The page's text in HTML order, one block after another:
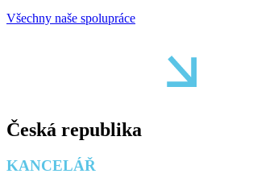
Všechny naše spolupráce
Česká republika
KANCELÁŘ